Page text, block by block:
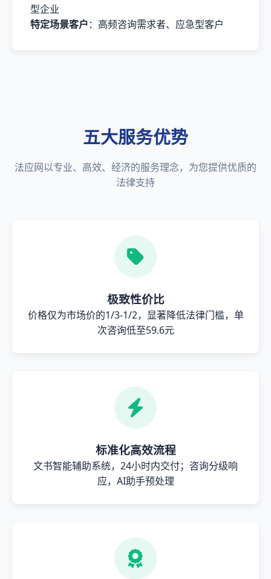
型企业
特定场景客户：高频咨询需求者、应急型客户
五大服务优势
法应网以专业、高效、经济的服务理念，为您提供优质的
法律支持
极致性价比
价格仅为市场价的1/3-1/2，显著降低法律门槛，单
次咨询低至59.6元
标准化高效流程
文书智能辅助系统，24小时内交付；咨询分级响
应，AI助手预处理